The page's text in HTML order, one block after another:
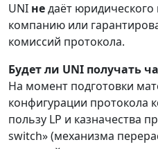
UNI недаёт юридического
компанию или
комиссий протокола.
Будет ли UNI получать
На момент подготовки
конфигурации протокола
пользу LP и казначества
switch» (механизма